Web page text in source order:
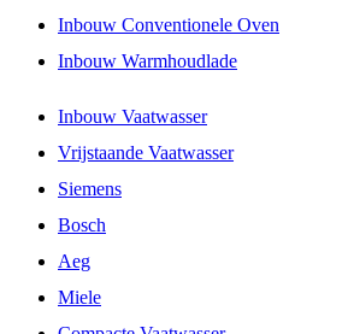
Inbouw Conventionele Oven
Inbouw Warmhoudlade
Inbouw Vaatwasser
Vrijstaande Vaatwasser
Siemens
Bosch
Aeg
Miele